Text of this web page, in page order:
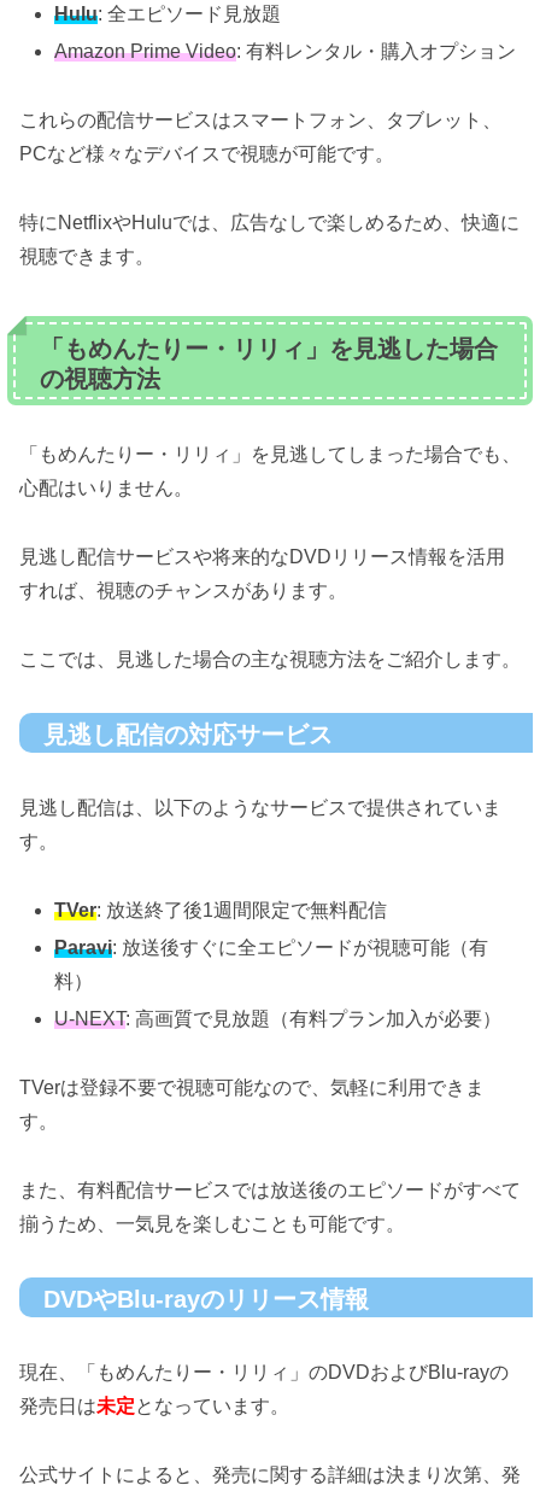
Hulu: 全エピソード見放題
Amazon Prime Video: 有料レンタル・購入オプション
これらの配信サービスはスマートフォン、タブレット、
PCなど様々なデバイスで視聴が可能です。
特にNetflixやHuluでは、広告なしで楽しめるため、快適に
視聴できます。
「もめんたりー・リリィ」を見逃した場合
の視聴方法
「もめんたりー・リリィ」を見逃してしまった場合でも、
心配はいりません。
見逃し配信サービスや将来的なDVDリリース情報を活用
すれば、視聴のチャンスがあります。
ここでは、見逃した場合の主な視聴方法をご紹介します。
見逃し配信の対応サービス
見逃し配信は、以下のようなサービスで提供されていま
す。
TVer: 放送終了後1週間限定で無料配信
Paravi: 放送後すぐに全エピソードが視聴可能（有
料）
U-NEXT: 高画質で見放題（有料プラン加入が必要）
TVerは登録不要で視聴可能なので、気軽に利用できま
す。
また、有料配信サービスでは放送後のエピソードがすべて
揃うため、一気見を楽しむことも可能です。
DVDやBlu-rayのリリース情報
現在、「もめんたりー・リリィ」のDVDおよびBlu-rayの
発売日は未定となっています。
公式サイトによると、発売に関する詳細は決まり次第、発